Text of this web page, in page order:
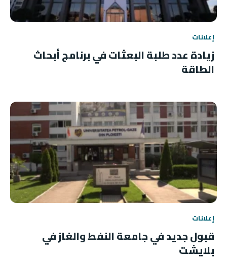
إعلانات
زيادة عدد طلبة البعثات في برنامج أبحاث
الطاقة
إعلانات
قبول جديد في جامعة النفط والغاز في
بلايشت